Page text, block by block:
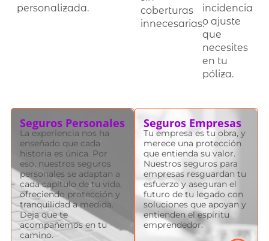
personalizada.
coberturas
innecesarias.
incidencia
o ajuste
que
necesites
en tu
póliza.
Seguros Personales
La experiencia nos ha
enseñado que cada
historia es única. Por
eso, nuestros seguros
personales se adaptan a
cada capítulo de tu vida,
ofreciendo protección y
tranquilidad a medida.
Deja que te
acompañemos en tu
camino.
Seguros Empresas
Tu empresa es tu obra, y
merece una protección
que entienda su valor.
Nuestros seguros para
empresas resguardan tu
esfuerzo y aseguran el
futuro de tu legado con
soluciones que apoyan y
entienden el espíritu
emprendedor.